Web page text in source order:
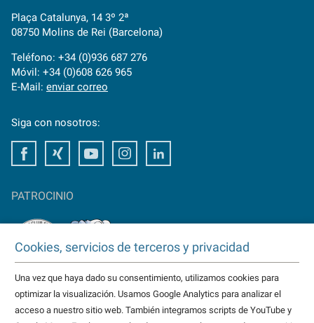
Plaça Catalunya, 14 3º 2ª
08750 Molins de Rei (Barcelona)
Teléfono: +34 (0)936 687 276
Móvil: +34 (0)608 626 965
E-Mail: enviar correo
Siga con nosotros:
FacebookXing Youtube Instagram
PATROCINIO
TAKTOMAT es patrocinador del
HC Erlangen
Eisbären Heilbronn
Cookies, servicios de terceros y privacidad
Una vez que haya dado su consentimiento, utilizamos cookies para
optimizar la visualización. Usamos Google Analytics para analizar el
acceso a nuestro sitio web. También integramos scripts de YouTube y